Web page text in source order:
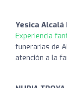
Yesica Alcalá
Experiencia
funerarias de
atención a la